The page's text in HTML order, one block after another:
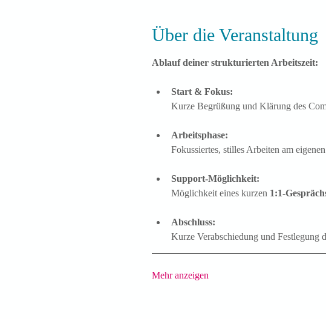
Über die Veranstaltung
Ablauf deiner strukturierten Arbeitszeit:
Start & Fokus:
Kurze Begrüßung und Klärung des
Arbeitsphase:
Fokussiertes, stilles Arbeiten am
Support-Möglichkeit:
Möglichkeit eines kurzen 1:1-
Abschluss:
Kurze Verabschiedung und Festlegung
Mehr anzeigen